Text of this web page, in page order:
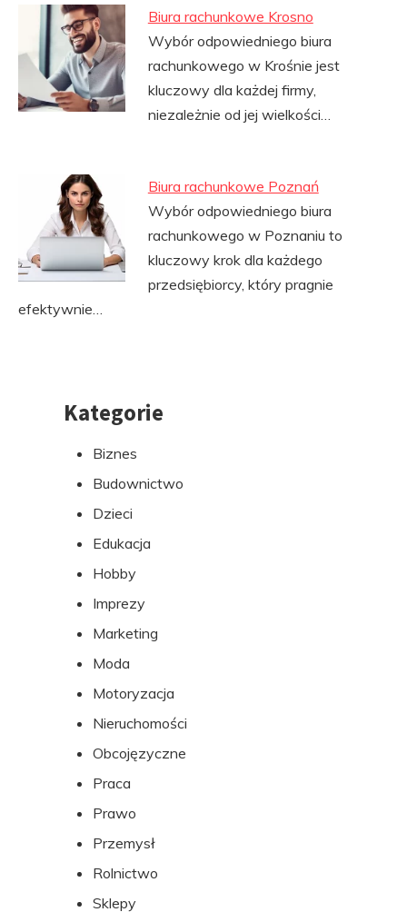
Biura rachunkowe Krosno
Wybór odpowiedniego biura
rachunkowego w Krośnie jest
kluczowy dla każdej firmy,
niezależnie od jej wielkości…
Biura rachunkowe Poznań
Wybór odpowiedniego biura
rachunkowego w Poznaniu to
kluczowy krok dla każdego
przedsiębiorcy, który pragnie
efektywnie…
PrzejdźKategorie
Biznes
Budownictwo
Dzieci
Edukacja
Hobby
Imprezy
Marketing
Moda
Motoryzacja
Nieruchomości
Obcojęzyczne
Praca
Prawo
Przemysł
Rolnictwo
Sklepy